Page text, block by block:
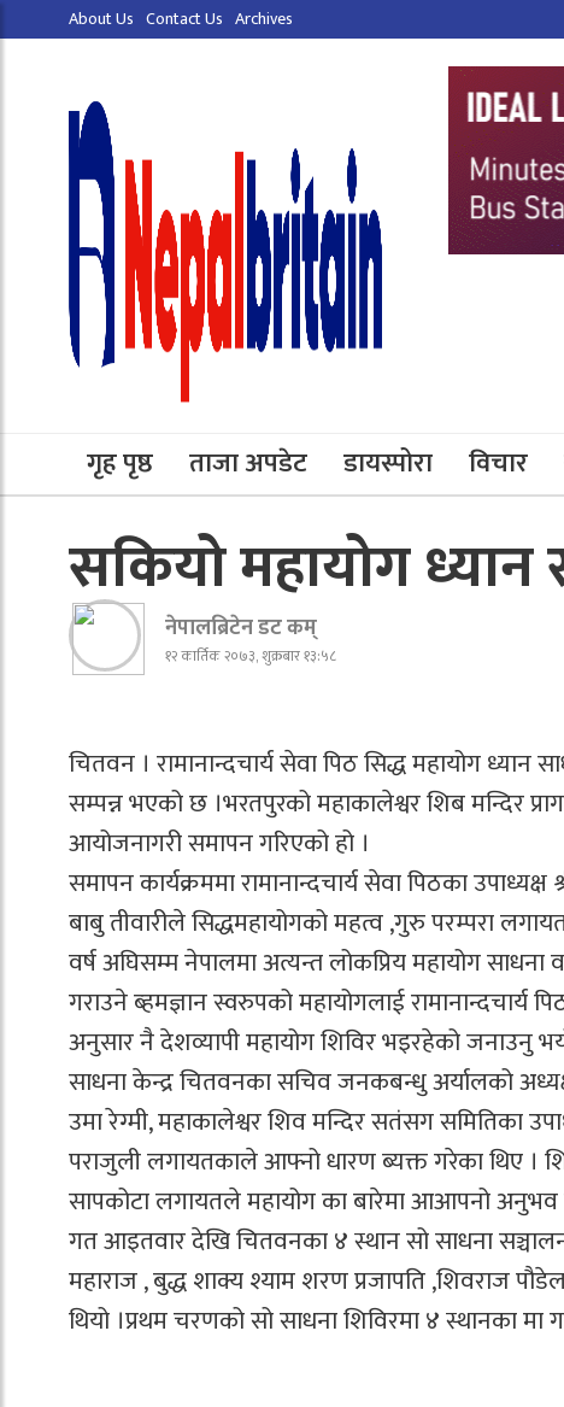
About Us Contact Us Archives
गृह पृष्ठ ताजा अपडेट डायस्पोरा विचार
सकियो महायोग ध्यान
नेपालब्रिटेन डट कम्
१२ कार्तिक २०७३, शुक्रबार १३:५८
चितवन । रामानान्दचार्य सेवा पिठ सिद्ध महायोग
सम्पन्न भएको छ ।भरतपुरको महाकालेश्वर शिब मन्दिर
आयोजनागरी समापन गरिएको हो ।
समापन कार्यक्रममा रामानान्दचार्य सेवा पिठका
बाबु तीवारीले सिद्धमहायोगको महत्व ,गुरु परम्परा
वर्ष अघिसम्म नेपालमा अत्यन्त लोकप्रिय महायोग
गराउने ब्हमज्ञान स्वरुपको महायोगलाई
अनुसार नै देशव्यापी महायोग शिविर भइरहेको जनाउनु
साधना केन्द्र चितवनका सचिव जनकबन्धु अर्यालको
उमा रेग्मी, महाकालेश्वर शिव मन्दिर सतंसग समितिका
पराजुली लगायतकाले आफ्नो धारण ब्यक्त गरेका थिए ।
सापकोटा लगायतले महायोग का बारेमा आआपनो अनुभव
गत आइतवार देखि चितवनका ४ स्थान सो साधना सञ्चालन
महाराज , बुद्ध शाक्य श्याम शरण प्रजापति ,शिवराज
थियो ।प्रथम चरणको सो साधना शिविरमा ४ स्थानका